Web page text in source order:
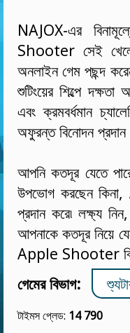
NAJOX-এর
Shooter সেই
অনলাইন গেম পছন্দ
শুটিংয়ের শিল্পে
এবং ক্রমবর্ধমান
অফুরন্ত বিনোদন প্রদান
আপনি কতদূর যেতে
উপভোগ করছেন
প্রদান করে৷ লক্ষ্য
আপনাকে কতদূর নিয়ে
Apple Shooter
গেমের বিভাগ:
টাইমস প্লেড: 14 790